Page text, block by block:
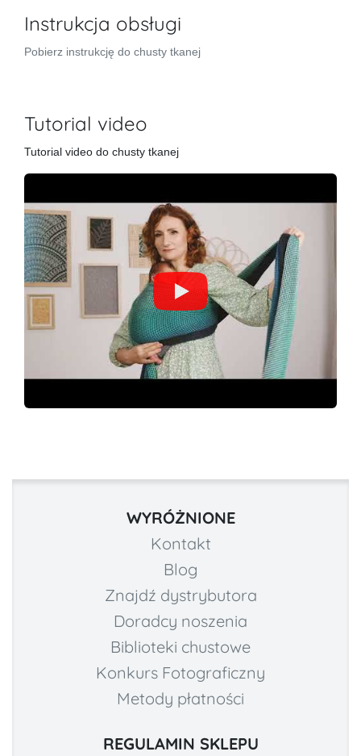
Instrukcja obsługi
Pobierz instrukcję do chusty tkanej
Tutorial video
Tutorial video do chusty tkanej
WYRÓŻNIONE
Kontakt
Blog
Znajdź dystrybutora
Doradcy noszenia
Biblioteki chustowe
Konkurs Fotograficzny
Metody płatności
REGULAMIN SKLEPU